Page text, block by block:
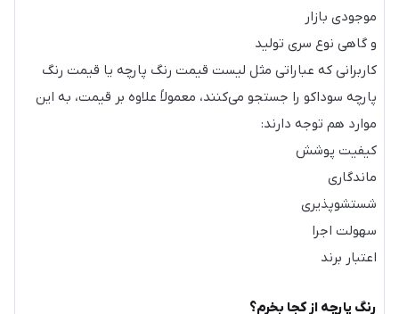
موجودی بازار
و گاهی نوع سری تولید
کاربرانی که عباراتی مثل لیست قیمت رنگ پارچه یا قیمت رنگ
پارچه سوداکو را جستجو می‌کنند، معمولاً علاوه بر قیمت، به این
موارد هم توجه دارند:
کیفیت پوشش
ماندگاری
شستشوپذیری
سهولت اجرا
اعتبار برند
رنگ پارچه از کجا بخرم؟